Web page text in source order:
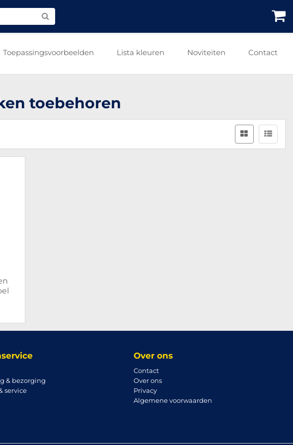
Toepassingsvoorbeelden Lista kleuren Noviteiten Contact
toebehoren
& bezorging
service
Over ons
Contact
Over ons
Privacy
Algemene voorwaarden